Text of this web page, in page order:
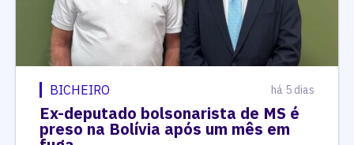
BICHEIRO há 5 dias
Ex-deputado bolsonarista de MS é
preso na Bolívia após um mês em